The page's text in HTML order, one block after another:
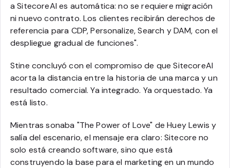
a SitecoreAI es automática: no se requiere migración
ni nuevo contrato. Los clientes recibirán derechos de
referencia para CDP, Personalize, Search y DAM, con el
despliegue gradual de funciones".
Stine concluyó con el compromiso de que SitecoreAI
acorta la distancia entre la historia de una marca y un
resultado comercial. Ya integrado. Ya orquestado. Ya
está listo.
Mientras sonaba "The Power of Love" de Huey Lewis y
salía del escenario, el mensaje era claro: Sitecore no
solo está creando software, sino que está
construyendo la base para el marketing en un mundo